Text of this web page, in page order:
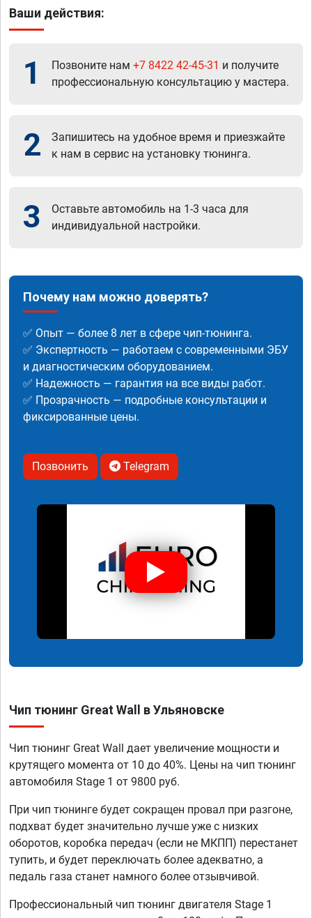
Ваши действия:
1 Позвоните нам +7 8422 42-45-31 и получите
профессиональную консультацию у мастера.
2
Запишитесь на удобное время и приезжайте
к нам в сервис на установку тюнинга.
3
Оставьте автомобиль на 1-3 часа для
индивидуальной настройки.
Почему нам можно доверять?
✅ Опыт — более 8 лет в сфере чип-тюнинга.
✅ Экспертность — работаем с современными ЭБУ
и диагностическим оборудованием.
✅ Надежность — гарантия на все виды работ.
✅ Прозрачность — подробные консультации и
фиксированные цены.
Позвонить Telegram
Чип тюнинг Great Wall в Ульяновске
Чип тюнинг Great Wall дает увеличение мощности и
крутящего момента от 10 до 40%. Цены на чип тюнинг
автомобиля Stage 1 от 9800 руб.
При чип тюнинге будет сокращен провал при разгоне,
подхват будет значительно лучше уже с низких
оборотов, коробка передач (если не МКПП) перестанет
тупить, и будет переключать более адекватно, а
педаль газа станет намного более отзывчивой.
Профессиональный чип тюнинг двигателя Stage 1